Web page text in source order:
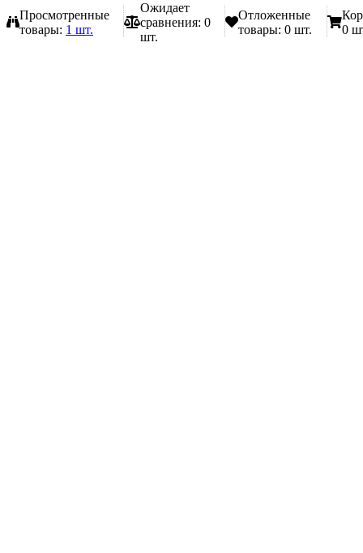
Просмотренные
товары: 1 шт.
Ожидает
сравнения: 0
шт.
Отложенные
товары: 0 шт.
0